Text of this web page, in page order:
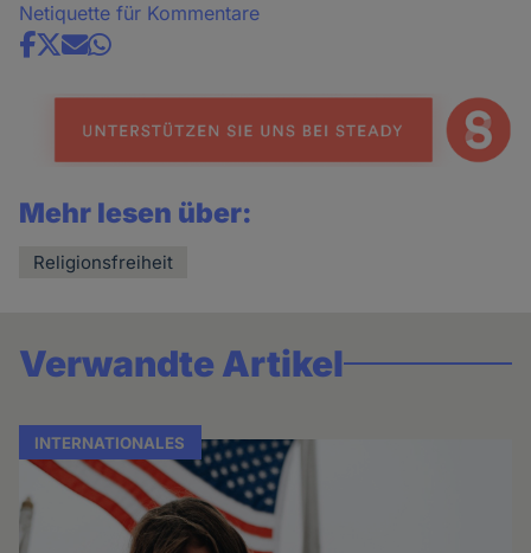
Netiquette für Kommentare
Share
news
Mehr lesen über:
Religionsfreiheit
Verwandte Artikel
INTERNATIONALES